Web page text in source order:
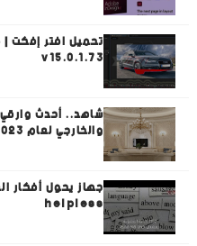
v15.0.1.73
شاهد.. أحدث
والخارجي لعام 2023
جهاز يحول أفكار
helpless